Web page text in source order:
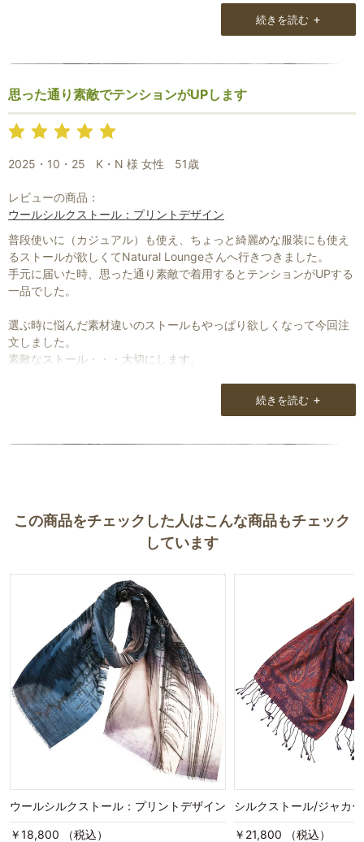
チュラルラウンジ様を知っていたらと思うと残念です。
有り難うございました。
続きを読む +
思った通り素敵でテンションがUPします
2025・10・25 K・N 様 女性 51歳
レビューの商品：
ウールシルクストール：プリントデザイン
普段使いに（カジュアル）も使え、ちょっと綺麗めな服装にも使え
るストールが欲しくてNatural Loungeさんへ行きつきました。
手元に届いた時、思った通り素敵で着用するとテンションがUPする
一品でした。
選ぶ時に悩んだ素材違いのストールもやっぱり欲しくなって今回注
文しました。
素敵なストール・・・大切にします。
続きを読む +
この商品をチェックした人はこんな商品もチェック
しています
ウールシルクストール：プリントデザイン
￥18,800 （税込）
シルクストール/ジャカ
￥21,800 （税込）